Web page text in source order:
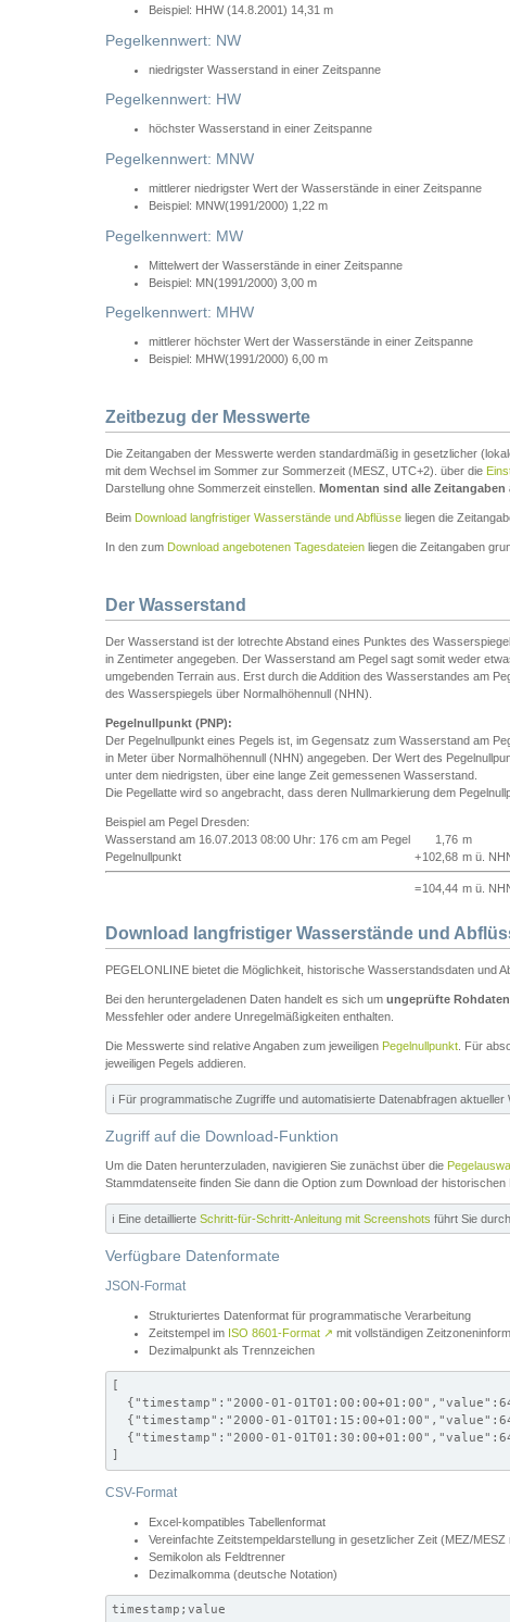
Beispiel: HHW (14.8.2001) 14,31 m
Pegelkennwert: NW
niedrigster Wasserstand in einer Zeitspanne
Pegelkennwert: HW
höchster Wasserstand in einer Zeitspanne
Pegelkennwert: MNW
mittlerer niedrigster Wert der Wasserstände in einer Zeitspanne
Beispiel: MNW(1991/2000) 1,22 m
Pegelkennwert: MW
Mittelwert der Wasserstände in einer Zeitspanne
Beispiel: MN(1991/2000) 3,00 m
Pegelkennwert: MHW
mittlerer höchster Wert der Wasserstände in einer Zeitspanne
Beispiel: MHW(1991/2000) 6,00 m
Zeitbezug der Messwerte
Die Zeitangaben der Messwerte werden standardmäßig in gesetzlicher
mit dem Wechsel im Sommer zur Sommerzeit (MESZ, UTC+2). über die
Darstellung ohne Sommerzeit einstellen. Momentan sind alle
Beim Download langfristiger Wasserstände und Abflüsse liegen die
In den zum Download angebotenen Tagesdateien liegen die Zeitangaben
Der Wasserstand
Der Wasserstand ist der lotrechte Abstand eines Punktes des
in Zentimeter angegeben. Der Wasserstand am Pegel sagt somit weder
umgebenden Terrain aus. Erst durch die Addition des Wasserstandes am
des Wasserspiegels über Normalhöhennull (NHN).
Pegelnullpunkt (PNP):
Der Pegelnullpunkt eines Pegels ist, im Gegensatz zum Wasserstand am
in Meter über Normalhöhennull (NHN) angegeben. Der Wert des
unter dem niedrigsten, über eine lange Zeit gemessenen Wasserstand.
Die Pegellatte wird so angebracht, dass deren Nullmarkierung dem
Beispiel am Pegel Dresden:
Wasserstand am 16.07.2013 08:00 Uhr: 176 cm am Pegel
1,76 m
Pegelnullpunkt
+102,68 m ü.
=104,44 m ü.
Download langfristiger Wasserstände und
PEGELONLINE bietet die Möglichkeit, historische Wasserstandsdaten und
Bei den heruntergeladenen Daten handelt es sich um ungeprüfte Rohdaten
Messfehler oder andere Unregelmäßigkeiten enthalten.
Die Messwerte sind relative Angaben zum jeweiligen Pegelnullpunkt . Für
jeweiligen Pegels addieren.
ℹ️ Für programmatische Zugriffe und automatisierte Datenabfragen aktueller
Zugriff auf die Download-Funktion
Um die Daten herunterzuladen, navigieren Sie zunächst über die
Stammdatenseite finden Sie dann die Option zum Download der
ℹ️ Eine detaillierte Schritt-für-Schritt-Anleitung mit Screenshots führt Sie
Verfügbare Datenformate
JSON-Format
Strukturiertes Datenformat für programmatische Verarbeitung
Zeitstempel im ISO 8601-Format ↗ mit vollständigen
Dezimalpunkt als Trennzeichen
[
{"timestamp":"2000-01-
{"timestamp":"2000-01-
{"timestamp":"2000-01-
]
CSV-Format
Excel-kompatibles Tabellenformat
Vereinfachte Zeitstempeldarstellung in gesetzlicher Zeit (MEZ/MESZ
Semikolon als Feldtrenner
Dezimalkomma (deutsche Notation)
timestamp;value